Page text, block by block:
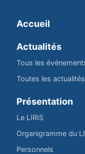
Accueil
Actualités
Tous les
Toutes les actualités
Présentation
Le LIRIS
Organigramme du
Personnels